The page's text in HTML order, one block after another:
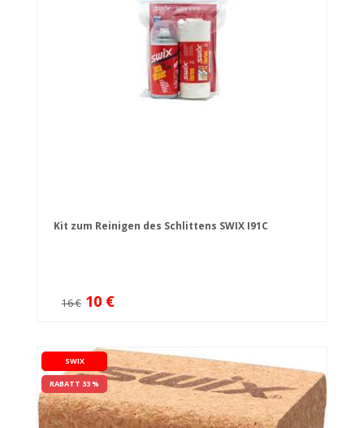
Kit zum Reinigen des Schlittens SWIX I91C
16 € 10 €
SWIX
RABATT 33 %